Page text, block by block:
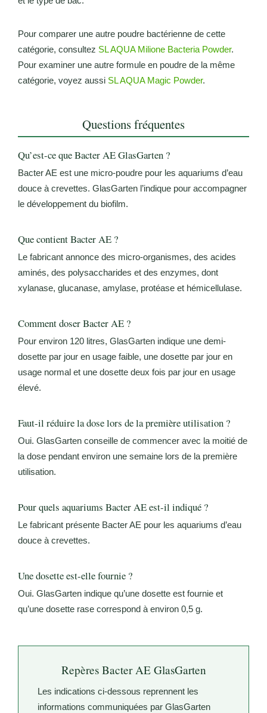
Pour comparer une autre poudre bactérienne de cette
catégorie, consultez SL AQUA Milione Bacteria Powder.
Pour examiner une autre formule en poudre de la même
catégorie, voyez aussi SL AQUA Magic Powder.
Questions fréquentes
Qu’est-ce que Bacter AE GlasGarten ?
Bacter AE est une micro-poudre pour les aquariums d’eau
douce à crevettes. GlasGarten l’indique pour accompagner
le développement du biofilm.
Que contient Bacter AE ?
Le fabricant annonce des micro-organismes, des acides
aminés, des polysaccharides et des enzymes, dont
xylanase, glucanase, amylase, protéase et hémicellulase.
Comment doser Bacter AE ?
Pour environ 120 litres, GlasGarten indique une demi-
dosette par jour en usage faible, une dosette par jour en
usage normal et une dosette deux fois par jour en usage
élevé.
Faut-il réduire la dose lors de la première utilisation ?
Oui. GlasGarten conseille de commencer avec la moitié de
la dose pendant environ une semaine lors de la première
utilisation.
Pour quels aquariums Bacter AE est-il indiqué ?
Le fabricant présente Bacter AE pour les aquariums d’eau
douce à crevettes.
Une dosette est-elle fournie ?
Oui. GlasGarten indique qu’une dosette est fournie et
qu’une dosette rase correspond à environ 0,5 g.
Repères Bacter AE GlasGarten
Les indications ci-dessous reprennent les
informations communiquées par GlasGarten